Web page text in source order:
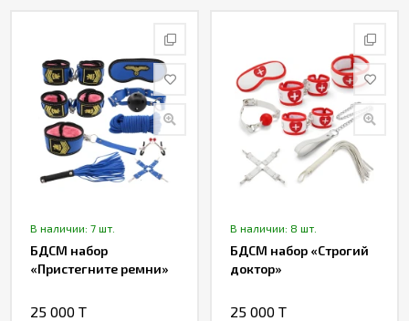
В наличии: 7 шт.
БДСМ набор
«Пристегните ремни»
25 000 T
В наличии: 8 шт.
БДСМ набор «Строгий
доктор»
25 000 T